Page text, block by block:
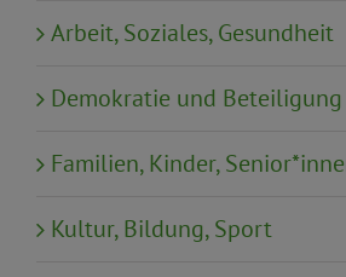
Arbeit, Soziales, Gesundheit
Demokratie und Beteiligung
Familien, Kinder,
Kultur, Bildung, Sport